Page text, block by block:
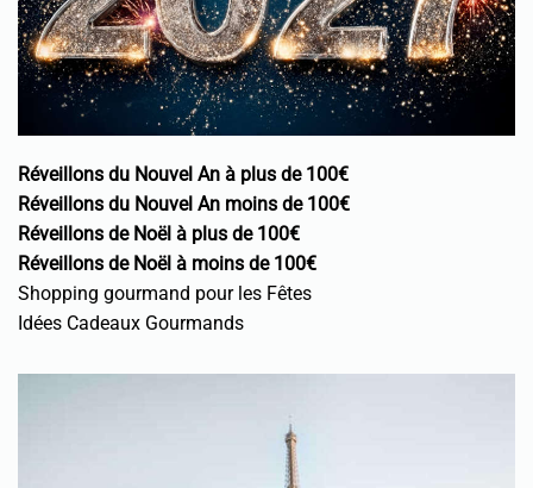
Réveillons du Nouvel An à plus de 100€
Réveillons du Nouvel An moins de 100€
Réveillons de Noël à plus de 100€
Réveillons de Noël à moins de 100€
Shopping gourmand pour les Fêtes
Idées Cadeaux Gourmands